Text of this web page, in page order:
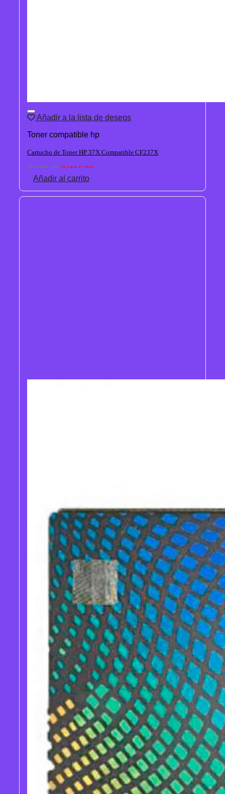
Añadir a la lista de deseos
Toner compatible hp
Cartucho de Toner HP 37X Compatible CF237X
S/473.75 El
precio
era:
S/416.90
es:
Añadir al carrito